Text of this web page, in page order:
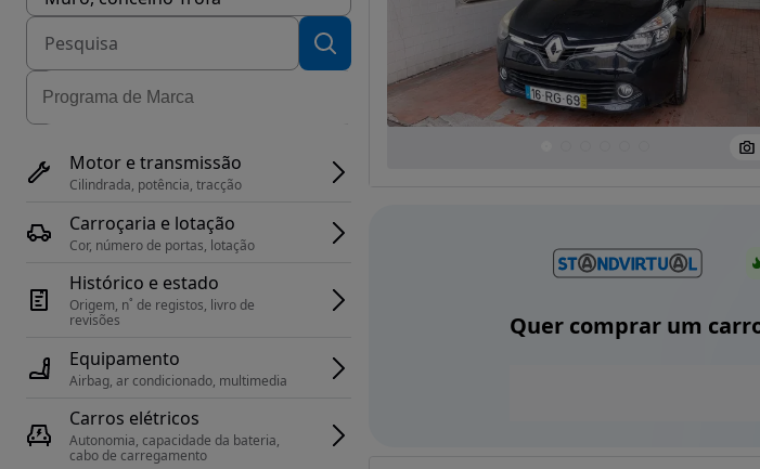
Motor e transmissão
Cilindrada, potência, tracção
Carroçaria e lotação
Cor, número de portas, lotação
Histórico e estado
Origem, n˚ de registos, livro de
revisões
Equipamento
Airbag, ar condicionado, multimedia
Carros elétricos
Autonomia, capacidade da bateria,
cabo de carregamento
Quer comprar um